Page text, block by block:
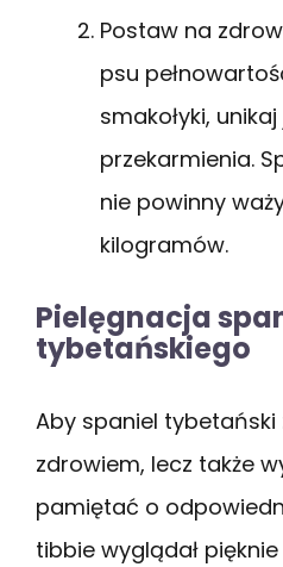
Postaw na
psu
smakołyki,
przekarmienia.
nie powinny
kilogramów.
Pielęgnacja
tybetańskiego
Aby spaniel tybetański
zdrowiem, lecz także
pamiętać o
tibbie wyglądał